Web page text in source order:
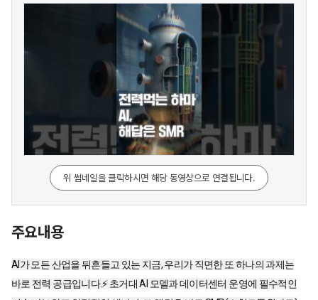
위 썸네일을 클릭하시면 해당 동영상으로 연결됩니다.
주요내용
AI가 모든 산업을 뒤흔들고 있는 지금, 우리가 직면한 또 하나의 과제는
바로 전력 공급입니다.⚡ 초거대 AI 모델과 데이터센터 운영에 필수적인